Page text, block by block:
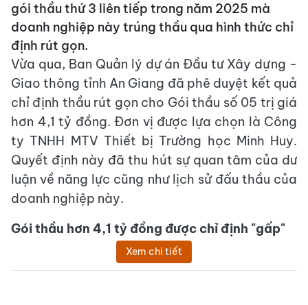
gói thầu thứ 3 liên tiếp trong năm 2025 mà
doanh nghiệp này trúng thầu qua hình thức chỉ
định rút gọn.
Vừa qua, Ban Quản lý dự án Đầu tư Xây dựng -
Giao thông tỉnh An Giang đã phê duyệt kết quả
chỉ định thầu rút gọn cho Gói thầu số 05 trị giá
hơn 4,1 tỷ đồng. Đơn vị được lựa chọn là Công
ty TNHH MTV Thiết bị Trường học Minh Huy.
Quyết định này đã thu hút sự quan tâm của dư
luận về năng lực cũng như lịch sử đấu thầu của
doanh nghiệp này.
Gói thầu hơn 4,1 tỷ đồng được chỉ định "gấp"
Xem chi tiết